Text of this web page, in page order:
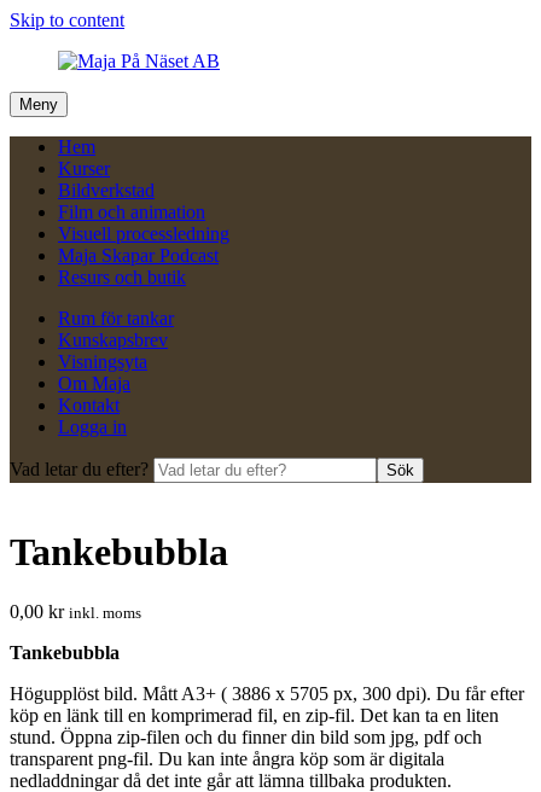
Skip to content
Meny
Hem
Kurser
Bildverkstad
Film och animation
Visuell processledning
Maja Skapar Podcast
Resurs och butik
Rum för tankar
Kunskapsbrev
Visningsyta
Om Maja
Kontakt
Logga in
Vad letar du efter? Sök
Tankebubbla
0,00 kr inkl. moms
Tankebubbla
Högupplöst bild. Mått A3+ ( 3886 x 5705 px, 300 dpi). Du får efter
köp en länk till en komprimerad fil, en zip-fil. Det kan ta en liten
stund. Öppna zip-filen och du finner din bild som jpg, pdf och
transparent png-fil. Du kan inte ångra köp som är digitala
nedladdningar då det inte går att lämna tillbaka produkten.